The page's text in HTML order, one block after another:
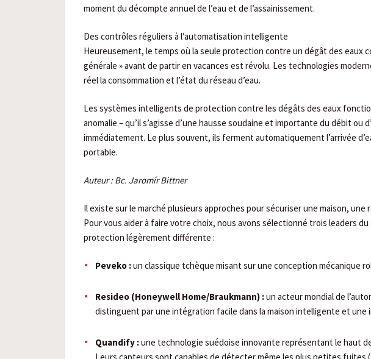
moment du décompte annuel de l’eau et de l’assainissement.
Des contrôles réguliers à l’automatisation intelligente
Heureusement, le temps où la seule protection contre un dégât des eaux
générale » avant de partir en vacances est révolu. Les technologies
réel la consommation et l’état du réseau d’eau.
Les systèmes intelligents de protection contre les dégâts des eaux
anomalie – qu’il s’agisse d’une hausse soudaine et importante du débit
immédiatement. Le plus souvent, ils ferment automatiquement l’arrivée
portable.
Auteur : Bc. Jaromír Bittner
Il existe sur le marché plusieurs approches pour sécuriser une maison,
Pour vous aider à faire votre choix, nous avons sélectionné trois leaders
protection légèrement différente :
Peveko :un classique tchèque misant sur une conception mécanique
Resideo (Honeywell Home/Braukmann) :un acteur mondial de
distinguent par une intégration facile dans la maison intelligente et
Quandify :une technologie suédoise innovante représentant le haut